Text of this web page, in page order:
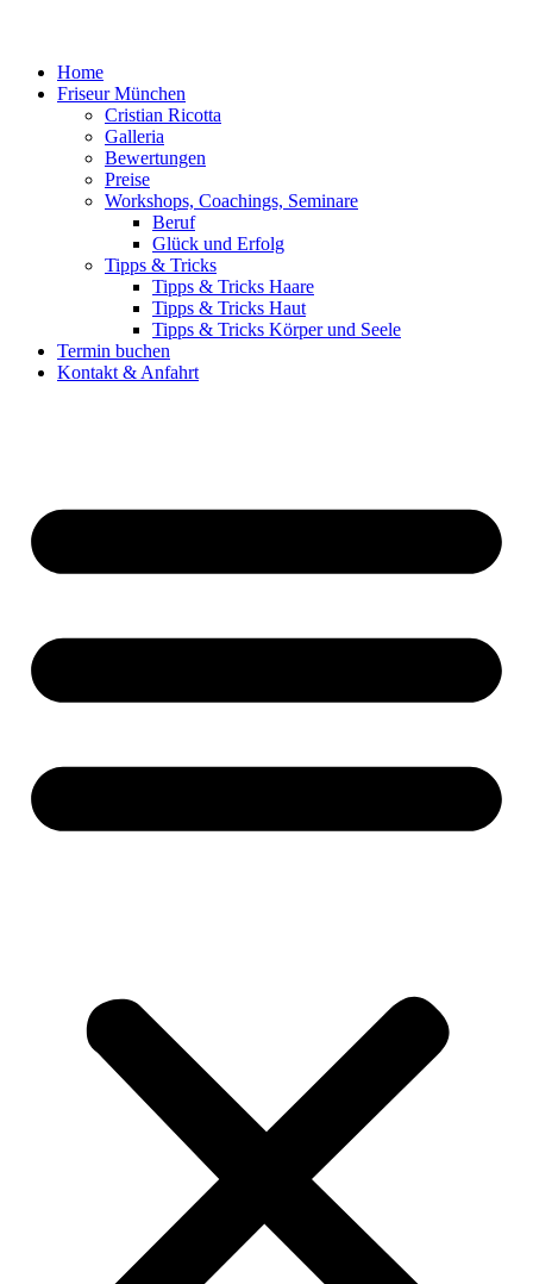
Home
Friseur München
Cristian Ricotta
Galleria
Bewertungen
Preise
Workshops, Coachings, Seminare
Beruf
Glück und Erfolg
Tipps & Tricks
Tipps & Tricks Haare
Tipps & Tricks Haut
Tipps & Tricks Körper und Seele
Termin buchen
Kontakt & Anfahrt